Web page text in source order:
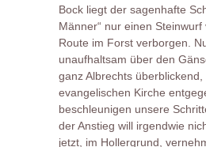
Bock liegt der sagenhafte
Männer“ nur einen
Route im Forst verborgen.
unaufhaltsam über den
ganz Albrechts überblickend,
evangelischen Kirche
beschleunigen unsere
der Anstieg will irgendwie
jetzt, im Hollergrund,